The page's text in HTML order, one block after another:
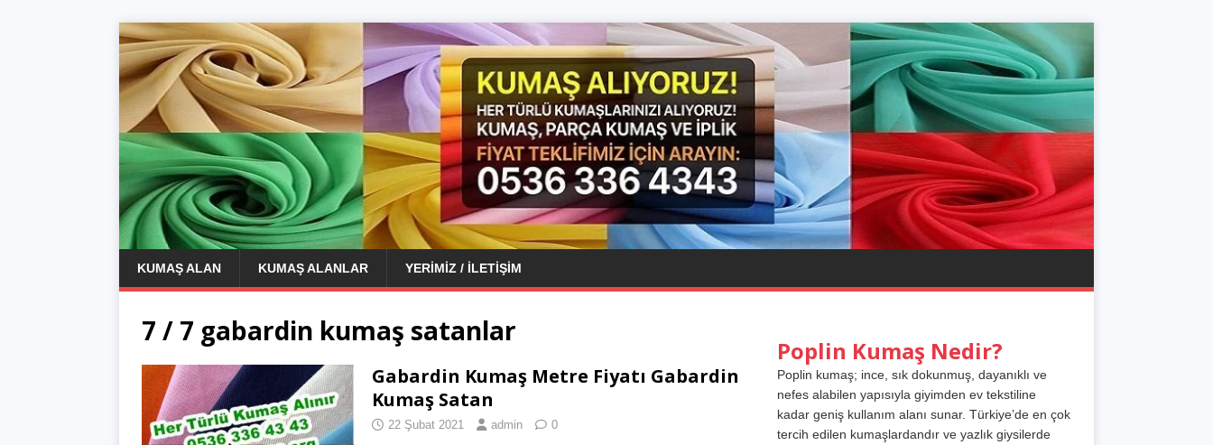
KUMAŞ ALAN KUMAŞ ALANLAR YERIMIZ / İLETIŞIM
7 / 7 gabardin kumaş satanlar
Gabardin Kumaş Metre Fiyatı Gabardin
Kumaş Satan
22 Şubat 2021 admin 0
Poplin Kumaş Nedir?
Poplin kumaş; ince, sık dokunmuş, dayanıklı ve
nefes alabilen yapısıyla giyimden ev tekstiline
kadar geniş kullanım alanı sunar. Türkiye’de en çok
tercih edilen kumaşlardandır ve yazlık giysilerde